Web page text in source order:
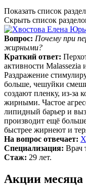
Показать список
Скрыть список
Вопрос: Почему при
жирными?
Краткий ответ:
активности
Раздражение
больше, чешуйки
создают пленку, из‑за
жирными. Частое
липидный барьер и
производит ещё
быстрее жирнеют и
На вопрос отвечает:
Специализация: Врач
Стаж: 29 лет.
Акции месяца